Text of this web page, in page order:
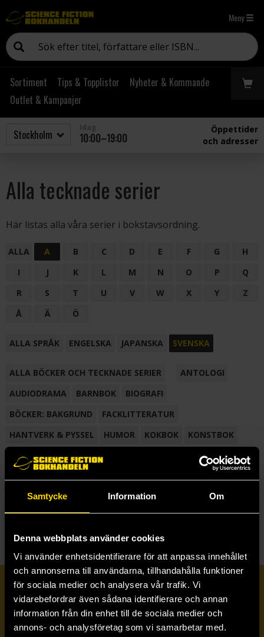
Samtycke Information Om
Denna webbplats använder cookies
Vi använder enhetsidentifierare för att anpassa innehållet
och annonserna till användarna, tillhandahålla funktioner
för sociala medier och analysera vår trafik. Vi
vidarebefordrar även sådana identifierare och annan
information från din enhet till de sociala medier och
annons- och analysföretag som vi samarbetar med.
Meny
Sortiment Tips & Topplistor
Nyheter & Kommande
Outlet & Kampanjer
10:00–19:00
Öppettider
och adresser
Alla tecknade serier
Här listas alla våra serier i bokstavsordning.
ALLA A B C D E F G
H
I
J K L M N O P
Q
R
S T U V W X Y
Z
Å
Ä Ö
ALLA SPRÅK ENGELSKA JAPANSKA SVENSKA
ALLA BÖCKER OCH TECKNADE SERIER
ANTOLOGI
AUDIODRAMA
BARNBOK
BIOGRAFI
BÖCKER: BAKGRUND
FACKLITTERATUR
HANTVERK & PYSSEL
HUMOR KOKBOK
KONSTBOK
KORTROMAN
LÄROBOK
NOVELL
SAMLINGSVOLYM
TECKNA & MÅLA TECKNAD SERIE
Prenumerera på vårt nyhetsbrev
Veckobrevet